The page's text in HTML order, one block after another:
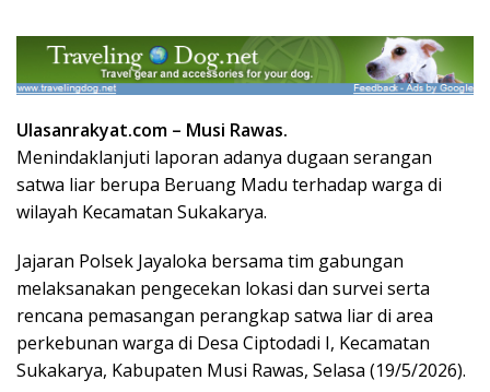
Ulasanrakyat.com – Musi Rawas.
Menindaklanjuti laporan adanya dugaan serangan
satwa liar berupa Beruang Madu terhadap warga di
wilayah Kecamatan Sukakarya.
Jajaran Polsek Jayaloka bersama tim gabungan
melaksanakan pengecekan lokasi dan survei serta
rencana pemasangan perangkap satwa liar di area
perkebunan warga di Desa Ciptodadi I, Kecamatan
Sukakarya, Kabupaten Musi Rawas, Selasa (19/5/2026).